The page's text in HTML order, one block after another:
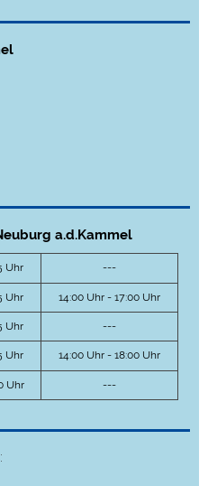
a.d.Kammel
Uhr ---
Uhr 14:00 Uhr - 17:00 Uhr
Uhr ---
Uhr 14:00 Uhr - 18:00 Uhr
Uhr ---